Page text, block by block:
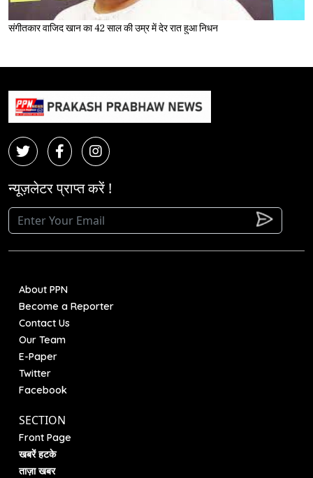
संगीतकार वाजिद खान का 42 साल की उम्र में देर रात हुआ निधन
न्यूज़लेटर प्राप्त करें !
About PPN
Become a Reporter
Contact Us
Our Team
E-Paper
Twitter
Facebook
SECTION
Front Page
खबरें हटके
ताज़ा खबर